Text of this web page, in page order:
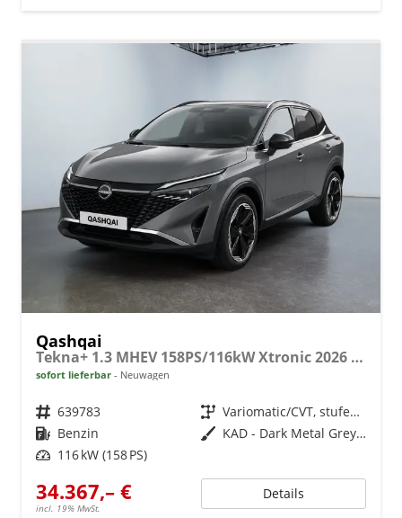
Qashqai
Tekna+ 1.3 MHEV 158PS/116kW Xtronic 2026 +20"ALU+PANO+BOSE+HuD
sofort lieferbar Neuwagen
Fahrzeugnr. 639783 Getriebe
Variomatic/CVT, stufenlos
Kraftstoff Benzin Außenfarbe
KAD - Dark Metal Grey Met.
Leistung 116 kW (158 PS)
34.367,– €
incl. 19% MwSt.
Details